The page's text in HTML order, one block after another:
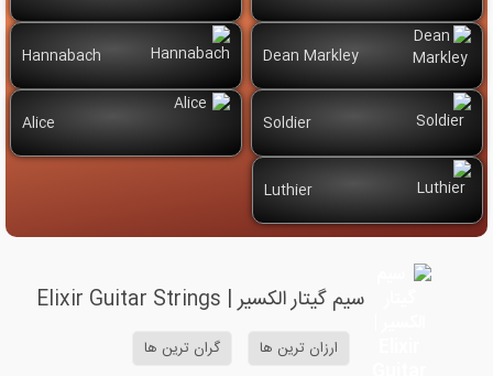
Dean Markley
Hannabach
Soldier
Alice
Luthier
سیم گیتار الکسیر | Elixir Guitar Strings
ارزان ترین ها گران ترین ها